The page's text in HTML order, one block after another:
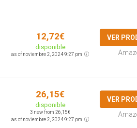
12,72€
disponible
as of noviembre 2, 2024 9:27 pm
VER
26,15€
disponible
3 new from 26,15€
as of noviembre 2, 2024 9:27 pm
VER